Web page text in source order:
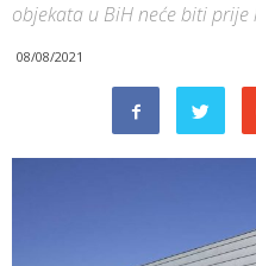
objekata u BiH neće biti
08/08/2021